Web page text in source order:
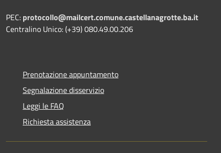
PEC: protocollo@mailcert.comune.castellanagrotte.ba.it
Centralino Unico: (+39) 080.49.00.206
Prenotazione appuntamento
Segnalazione disservizio
Leggi le FAQ
Richiesta assistenza